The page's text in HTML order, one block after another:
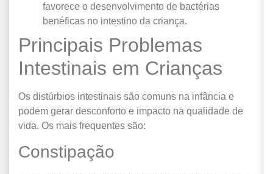
favorece o desenvolvimento de bactérias
benéficas no intestino da criança.
Principais Problemas
Intestinais em Crianças
Os distúrbios intestinais são comuns na infância e
podem gerar desconforto e impacto na qualidade de
vida. Os mais frequentes são:
Constipação